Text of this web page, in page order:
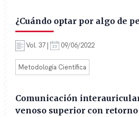
¿Cuándo optar por algo de
Vol. 37 | 09/06/2022
Metodología Científica
Comunicación
venoso superior con